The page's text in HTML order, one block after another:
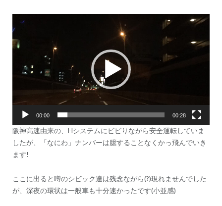
画
プ
00:00 00:28
阪神高速由来の、Hシステムにビビりながら安全運転していま
したが、「なにわ」ナンバーは臆することなくかっ飛んでいき
ます!
ここに出ると噂のシビック達は残念ながら(?)現れませんでした
が、深夜の環状は一般車も十分速かったです(小並感)